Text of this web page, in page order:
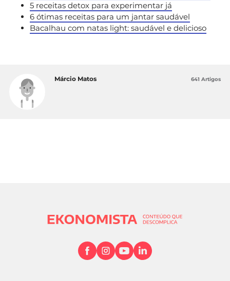
5 receitas detox para experimentar já
6 ótimas receitas para um jantar saudável
Bacalhau com natas light: saudável e delicioso
Márcio Matos 641 Artigos